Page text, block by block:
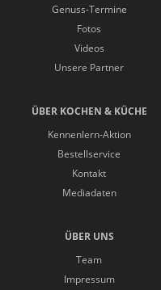
Genuss-Termine
Fotos
Videos
Unsere Partner
ÜBER KOCHEN & KÜCHE
Kennenlern-Aktion
Bestellservice
Kontakt
Mediadaten
ÜBER UNS
Team
Impressum